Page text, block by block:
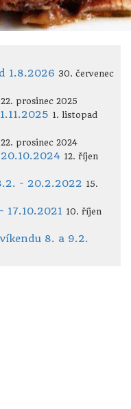
1.8.2026 30. červenec
22. prosinec 2025
1. listopad
22. prosinec 2024
12. říjen
- 20.2.2022 15.
17.10.2021 10. říjen
8. a 9.2.